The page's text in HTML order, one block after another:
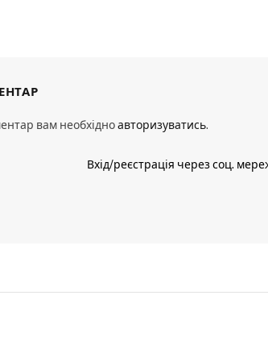
вам необхідноавторизуватись.
Вхід/реєстрація через соц.